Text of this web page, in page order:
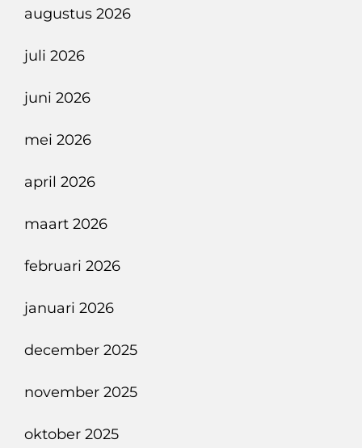
augustus 2026
juli 2026
juni 2026
mei 2026
april 2026
maart 2026
februari 2026
januari 2026
december 2025
november 2025
oktober 2025